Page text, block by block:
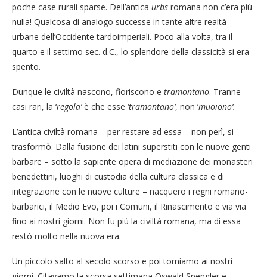
poche case rurali sparse. Dell’antica urbs romana non c’era più
nulla! Qualcosa di analogo successe in tante altre realtà
urbane dell’Occidente tardoimperiali. Poco alla volta, tra il
quarto e il settimo sec. d.C., lo splendore della classicità si era
spento.
Dunque le civiltà nascono, fioriscono e tramontano. Tranne
casi rari, la ‘regola’è che esse ‘tramontano’, non ‘muoiono’.
L’antica civiltà romana – per restare ad essa – non perì, si
trasformò. Dalla fusione dei latini superstiti con le nuove genti
barbare – sotto la sapiente opera di mediazione dei monasteri
benedettini, luoghi di custodia della cultura classica e di
integrazione con le nuove culture – nacquero i regni romano-
barbarici, il Medio Evo, poi i Comuni, il Rinascimento e via via
fino ai nostri giorni. Non fu più la civiltà romana, ma di essa
restò molto nella nuova era.
Un piccolo salto al secolo scorso e poi torniamo ai nostri